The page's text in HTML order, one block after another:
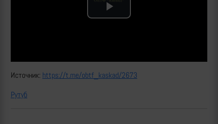
Play
Источник: https://t.me/obtf_kaskad/2673
Рутуб